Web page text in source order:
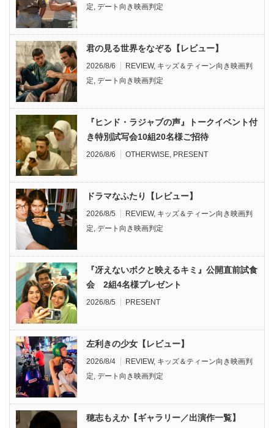
定, デート向き映画判定
君の見る世界をなぞる【レビュー】
2026/8/6 REVIEW, キッズ＆ティーン向き映画判
定, デート向き映画判定
『ヒンド・ラジャブの声』トークイベント付
き特別試写会10組20名様ご招待
2026/8/6 OTHERWISE, PRESENT
ドラマなふたり【レビュー】
2026/8/5 REVIEW, キッズ＆ティーン向き映画判
定, デート向き映画判定
『冴えないボクと映えるキミ』公開直前試食
会 2組4名様プレゼント
2026/8/5 PRESENT
左利きの少女【レビュー】
2026/8/4 REVIEW, キッズ＆ティーン向き映画判
定, デート向き映画判定
穂志もえか【ギャラリー／出演作一覧】